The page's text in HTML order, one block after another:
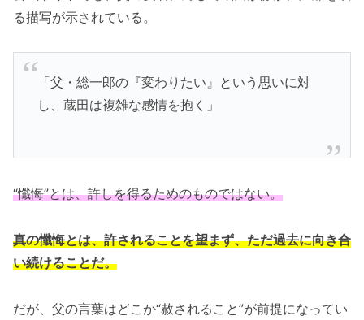
る描写が示されている。
「父・総一郎の『変わりたい』という思いに対
し、蔵田は複雑な感情を抱く」
“懺悔”とは、許しを得るためのものではない。
真の懺悔とは、許されることを望まず、ただ過去に向き合
い続けることだ。
だが、父の言葉はどこか“赦されること”が前提になってい